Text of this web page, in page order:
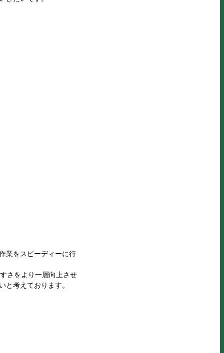
業をスピーディーに行
さをより一層向上させ
と考えております。